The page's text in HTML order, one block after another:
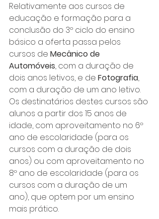
Relativamente aos cursos de
educação e formação para a
conclusão do 3º ciclo do ensino
básico a oferta passa pelos
cursos de Mecânico de
Automóveis, com a duração de
dois anos letivos, e de Fotografia,
com a duração de um ano letivo.
Os destinatários destes cursos são
alunos a partir dos 15 anos de
idade, com aproveitamento no 6º
ano de escolaridade (para os
cursos com a duração de dois
anos) ou com aproveitamento no
8º ano de escolaridade (para os
cursos com a duração de um
ano), que optem por um ensino
mais prático.